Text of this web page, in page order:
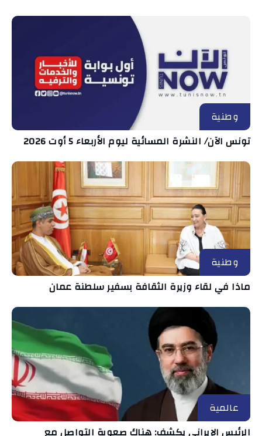
وطنية
تونس الآن/ النشرة المسائية ليوم الأربعاء 5 أوت 2026
وطنية
ماذا في لقاء وزيرة الثقافة بسفير سلطنة عمان
عالمية
الرئيس الإيراني يكشف: هناك صعوبة التواصل مع